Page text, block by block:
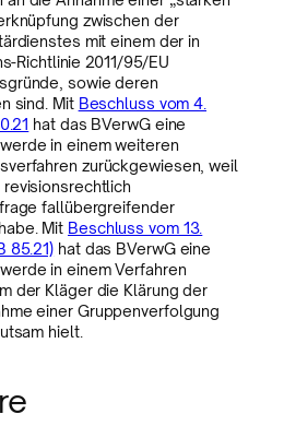
zwischen der
mit einem der in
Richtlinie 2011/95/EU
sowie deren
sind. Mit Beschluss vom 4.
hat das BVerwG eine
in einem weiteren
zurückgewiesen, weil
fallübergreifender
Mit Beschluss vom 13.
85.21) hat das BVerwG eine
in einem Verfahren
der Kläger die Klärung der
einer Gruppenverfolgung
hielt.